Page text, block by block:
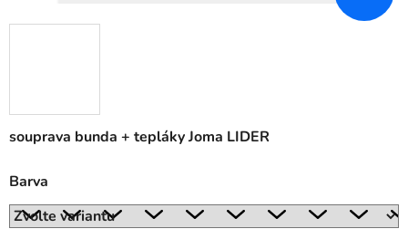
souprava bunda + tepláky Joma LIDER
Barva